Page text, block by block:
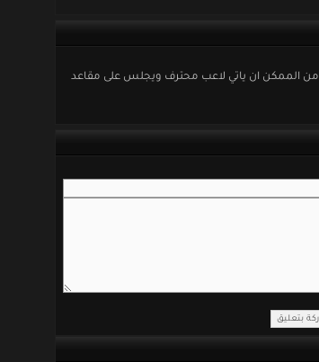
الممكن ان ياتي لاعب محترف ويجلس على مقاعد